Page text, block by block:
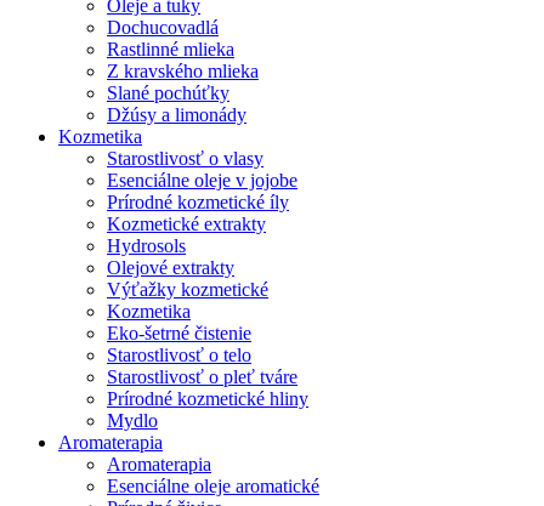
Oleje a tuky
Dochucovadlá
Rastlinné mlieka
Z kravského mlieka
Slané pochúťky
Džúsy a limonády
Kozmetika
Starostlivosť o vlasy
Esenciálne oleje v jojobe
Prírodné kozmetické íly
Kozmetické extrakty
Hydrosols
Olejové extrakty
Výťažky kozmetické
Kozmetika
Eko-šetrné čistenie
Starostlivosť o telo
Starostlivosť o pleť tváre
Prírodné kozmetické hliny
Mydlo
Aromaterapia
Aromaterapia
Esenciálne oleje aromatické